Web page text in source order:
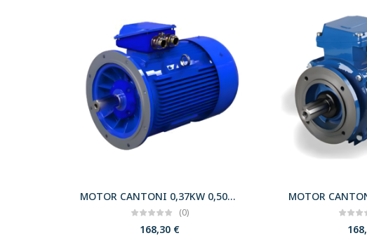
MOTOR CANTONI 0,37KW 0,50CV 3000 B5 T71 230/400 IE2
(0)
168,30 €